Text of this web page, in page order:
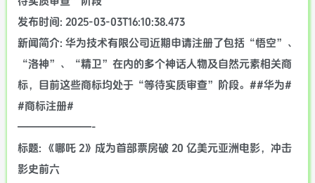
发布时间: 2025-03-03T16:10:38.473
新闻简介: 华为技术有限公司近期申请注册了包括“悟空”、
“洛神”、“精卫”在内的多个神话人物及自然元素相关商
标，目前这些商标均处于“等待实质审查”阶段。##华为#
#商标注册#
———————-
标题: 《哪吒 2》成为首部票房破 20 亿美元亚洲电影，冲击
影史前六